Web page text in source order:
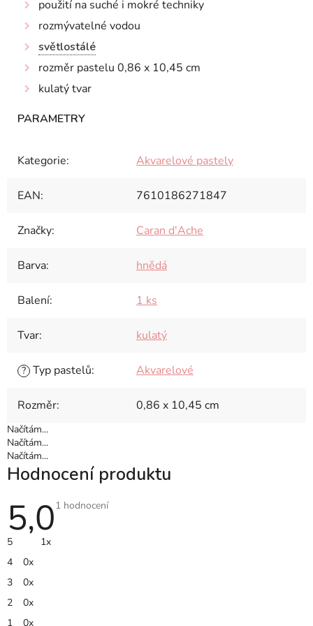
použití na suché i mokré techniky
rozmývatelné vodou
světlostálé
rozměr pastelu 0,86 x 10,45 cm
kulatý tvar
Kategorie: Akvarelové pastely
EAN: 7610186271847
Značky: Caran d'Ache
Barva: hnědá
Balení: 1 ks
Tvar: kulatý
? Typ pastelů: Akvarelové
Rozměr: 0,86 x 10,45 cm
Načítám...
Načítám...
Načítám...
Hodnocení produktu
5,0 Průměrné
1 hodnocení
5
1x
4
0x
3
0x
2
0x
1
0x